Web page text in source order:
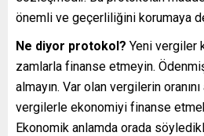
önemli ve geçerliliğini korumaya
Ne diyor protokol? Yeni vergiler
zamlarla finanse etmeyin.
almayın. Var olan vergilerin oranını
vergilerle ekonomiyi finanse
Ekonomik anlamda orada